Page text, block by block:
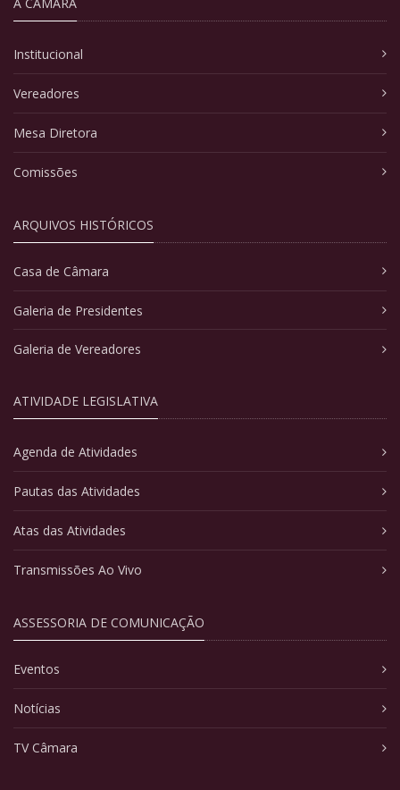
Institucional
Vereadores
Mesa Diretora
Comissões
ARQUIVOS HISTÓRICOS
Casa de Câmara
Galeria de Presidentes
Galeria de Vereadores
ATIVIDADE LEGISLATIVA
Agenda de Atividades
Pautas das Atividades
Atas das Atividades
Transmissões Ao Vivo
ASSESSORIA DE COMUNICAÇÃO
Eventos
Notícias
TV Câmara